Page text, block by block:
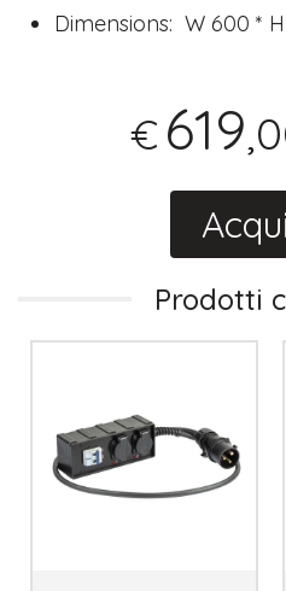
Dimensions: W 600 *
€ 619
Prodotti